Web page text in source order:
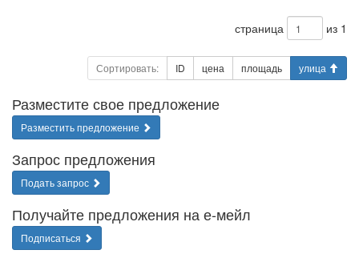
страница из 1
Сортировать: ID цена площадь улица
Разместите свое предложение
Разместить предложение
Запрос предложения
Подать запрос
Получайте предложения на е-мейл
Подписаться